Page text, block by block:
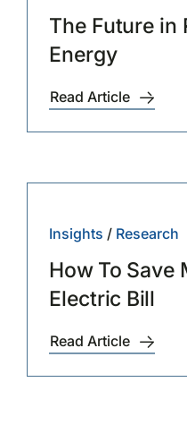
The Future in
Energy
Read Article
Insights / Research
How To Save
Electric Bill
Read Article